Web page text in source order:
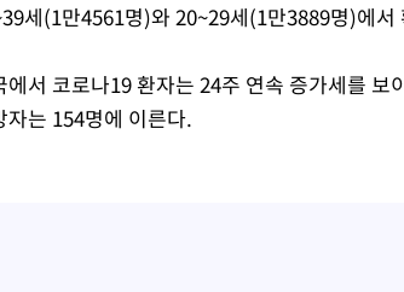
세(1만4561명)와 20~29세(1만3889명)에서
에서 코로나19 환자는 24주 연속 증가세를
자는 154명에 이른다.